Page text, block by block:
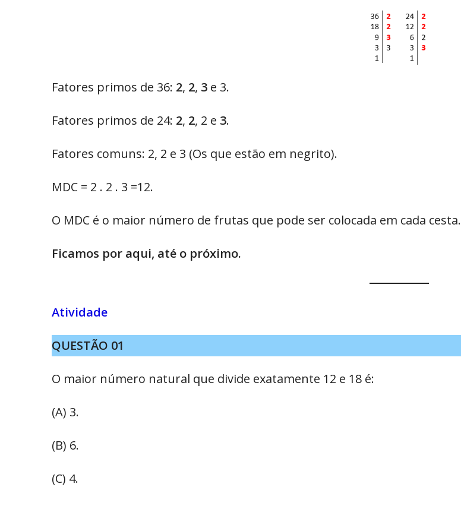
Fatores primos de 36: 2, 2, 3 e 3.
Fatores primos de 24: 2, 2, 2 e 3.
Fatores comuns: 2, 2 e 3 (Os que estão em negrito).
MDC = 2 . 2 . 3 =12.
O MDC é o maior número de frutas que pode ser colocada em cada cesta.
Ficamos por aqui, até o próximo.
Atividade
QUESTÃO 01
O maior número natural que divide exatamente 12 e 18 é:
(A) 3.
(B) 6.
(C) 4.